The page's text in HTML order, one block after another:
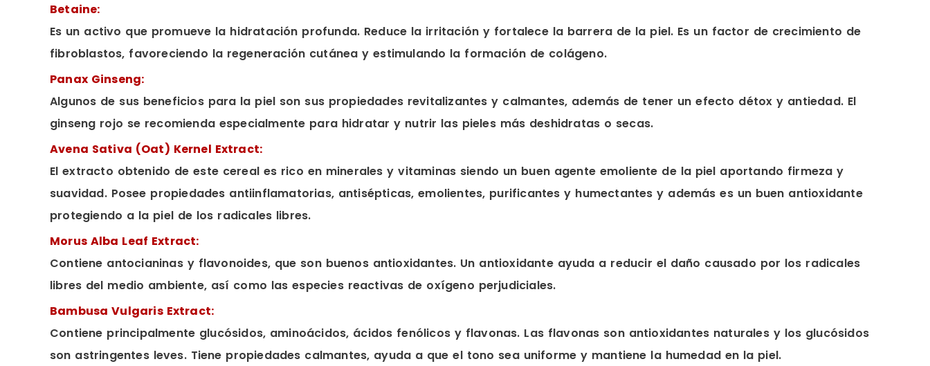
Betaine:
Es un activo que promueve la hidratación profunda. Reduce la irritación y fortalece la barrera de la piel. Es un factor de crecimiento de
fibroblastos, favoreciendo la regeneración cutánea y estimulando la formación de colágeno.
Panax Ginseng:
Algunos de sus beneficios para la piel son sus propiedades revitalizantes y calmantes, además de tener un efecto détox y antiedad. El
ginseng rojo se recomienda especialmente para hidratar y nutrir las pieles más deshidratas o secas.
Avena Sativa (Oat) Kernel Extract:
El extracto obtenido de este cereal es rico en minerales y vitaminas siendo un buen agente emoliente de la piel aportando firmeza y
suavidad. Posee propiedades antiinflamatorias, antisépticas, emolientes, purificantes y humectantes y además es un buen antioxidante
protegiendo a la piel de los radicales libres.
Morus Alba Leaf Extract:
Contiene antocianinas y flavonoides, que son buenos antioxidantes. Un antioxidante ayuda a reducir el daño causado por los radicales
libres del medio ambiente, así como las especies reactivas de oxígeno perjudiciales.
Bambusa Vulgaris Extract:
Contiene principalmente glucósidos, aminoácidos, ácidos fenólicos y flavonas. Las flavonas son antioxidantes naturales y los glucósidos
son astringentes leves. Tiene propiedades calmantes, ayuda a que el tono sea uniforme y mantiene la humedad en la piel.